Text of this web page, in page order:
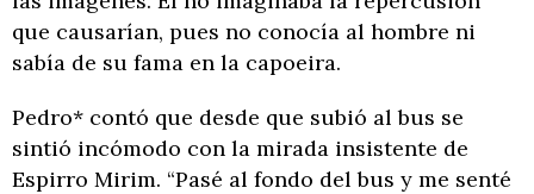
que causarían, pues no conocía al hombre ni
sabía de su fama en la capoeira.
Pedro* contó que desde que subió al bus se
sintió incómodo con la mirada insistente de
Espirro Mirim. “Pasé al fondo del bus y me senté